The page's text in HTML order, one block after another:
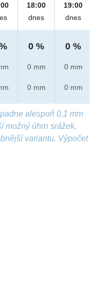
18:00
dnes
0 %
0 mm
0 mm
19:00
dnes
0 %
0 mm
0 mm
alespoň 0,1 mm
možný úhrn srážek,
variantu. Výpočet